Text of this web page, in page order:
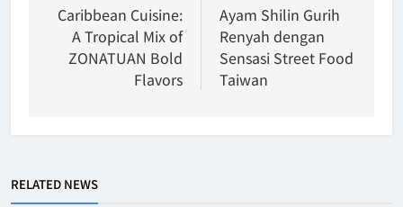
navigation
Caribbean Cuisine:
A Tropical Mix of
ZONATUAN Bold
Flavors
Ayam Shilin Gurih
Renyah dengan
Sensasi Street Food
Taiwan
RELATED NEWS